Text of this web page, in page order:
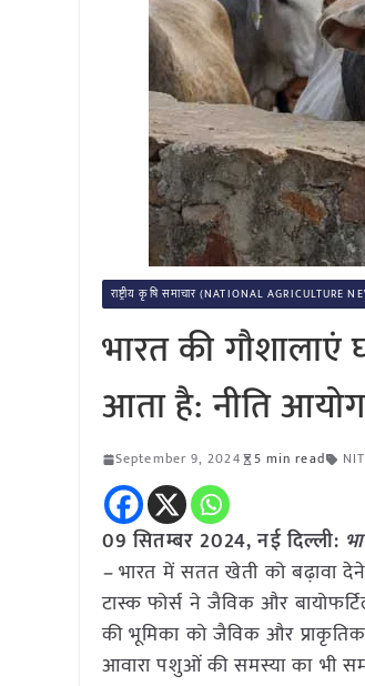
राष्ट्रीय कृषि समाचार (NATIONAL AGRICULTURE
भारत की
आता है: नीति आयोग
September 9, 2024 5 min read
09 सितम्बर 2024, नई दिल्ली:
–भारत में सतत खेती को बढ़ावा
टास्क फोर्स ने जैविक और
की भूमिका को जैविक और प्राकृतिक
आवारा पशुओं की समस्या का भी